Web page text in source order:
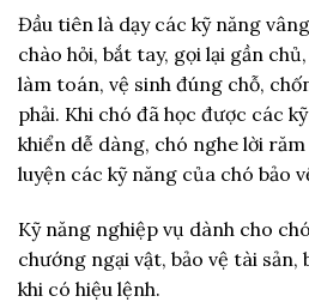
Đầu tiên là dạy các kỹ năng
chào hỏi, bắt tay, gọi lại gần
làm toán, vệ sinh đúng chỗ,
phải. Khi chó đã học được các
khiển dễ dàng, chó nghe lời
luyện các kỹ năng của chó bảo
Kỹ năng nghiệp vụ dành cho
chướng ngại vật, bảo vệ tài sản,
khi có hiệu lệnh.